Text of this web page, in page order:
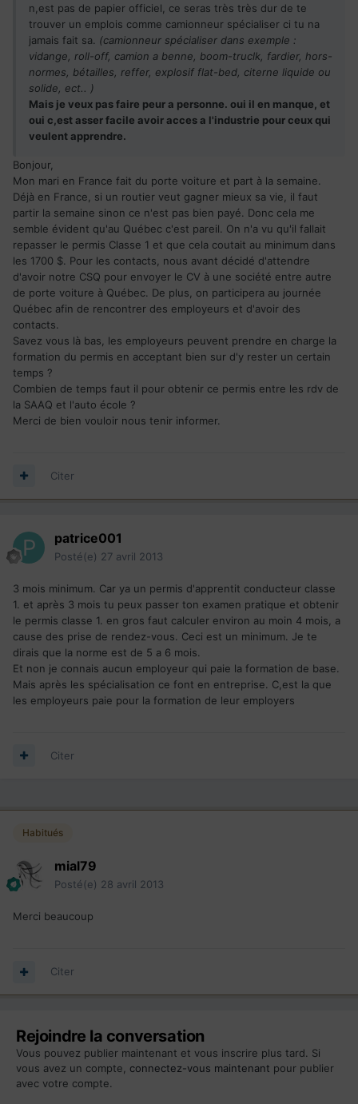
n,est pas de papier officiel, ce seras très très dur de te
trouver un emplois comme camionneur spécialiser ci tu na
jamais fait sa. (camionneur spécialiser dans exemple :
vidange, roll-off, camion a benne, boom-truclk, fardier, hors-
normes, bétailles, reffer, explosif flat-bed, citerne liquide ou
solide, ect.. )
Mais je veux pas faire peur a personne. oui il en manque, et
oui c,est asser facile avoir acces a l'industrie pour ceux qui
veulent apprendre.
Bonjour,
Mon mari en France fait du porte voiture et part à la semaine.
Déjà en France, si un routier veut gagner mieux sa vie, il faut
partir la semaine sinon ce n'est pas bien payé. Donc cela me
semble évident qu'au Québec c'est pareil. On n'a vu qu'il fallait
repasser le permis Classe 1 et que cela coutait au minimum dans
les 1700 $. Pour les contacts, nous avant décidé d'attendre
d'avoir notre CSQ pour envoyer le CV à une société entre autre
de porte voiture à Québec. De plus, on participera au journée
Québec afin de rencontrer des employeurs et d'avoir des
contacts.
Savez vous là bas, les employeurs peuvent prendre en charge la
formation du permis en acceptant bien sur d'y rester un certain
temps ?
Combien de temps faut il pour obtenir ce permis entre les rdv de
la SAAQ et l'auto école ?
Merci de bien vouloir nous tenir informer.
Citer
patrice001
Posté(e) 27 avril 2013
3 mois minimum. Car ya un permis d'apprentit conducteur classe
1. et après 3 mois tu peux passer ton examen pratique et obtenir
le permis classe 1. en gros faut calculer environ au moin 4 mois, a
cause des prise de rendez-vous. Ceci est un minimum. Je te
dirais que la norme est de 5 a 6 mois.
Et non je connais aucun employeur qui paie la formation de base.
Mais après les spécialisation ce font en entreprise. C,est la que
les employeurs paie pour la formation de leur employers
Citer
Habitués
mial79
Posté(e) 28 avril 2013
Merci beaucoup
Citer
Rejoindre la conversation
Vous pouvez publier maintenant et vous inscrire plus tard. Si
vous avez un compte, connectez-vous maintenant pour publier
avec votre compte.